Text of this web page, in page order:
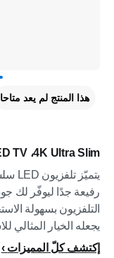
4K Ultra Slim، ‏LED TV
رفيعة جدًا ليوفّر لك
التلفزيون بسهولة
يجعله الخيار المثالي
إكتشف كلّ المميزات
هذا المنتج لم يعد متاحا